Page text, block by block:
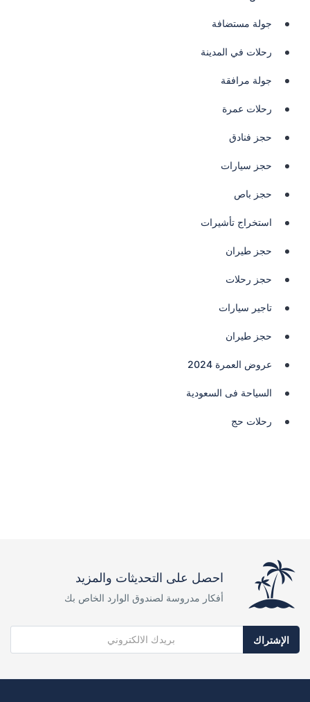
جولة مستضافة
رحلات في المدينة
جولة مرافقة
رحلات عمرة
حجز فنادق
حجز سيارات
حجز باص
استخراج تأشيرات
حجز طيران
حجز رحلات
تاجير سيارات
حجز طيران
عروض العمرة 2024
السياحة فى السعودية
رحلات حج
احصل على التحديثات والمزيد
أفكار مدروسة لصندوق الوارد الخاص بك
الإشتراك